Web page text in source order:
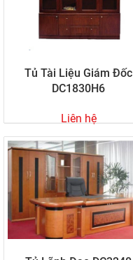
Tủ Tài Liệu Giám Đốc
DC1830H6
Liên hệ